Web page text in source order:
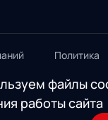
Политика
файлы
работы сайта